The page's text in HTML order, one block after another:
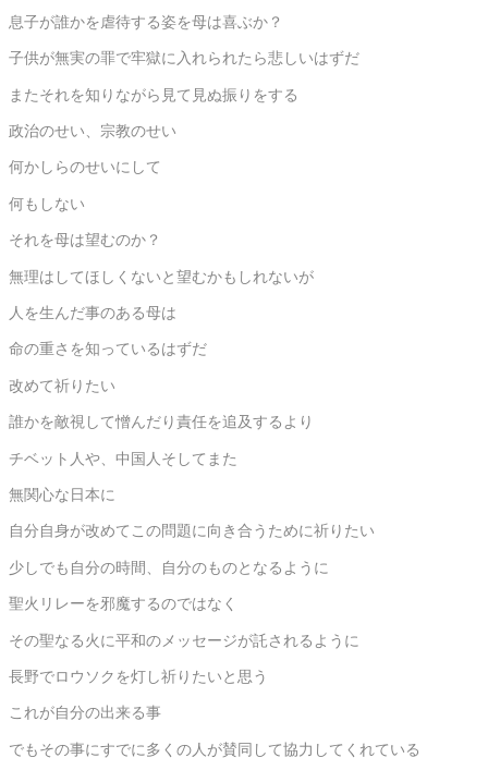
息子が誰かを虐待する姿を母は喜ぶか？
子供が無実の罪で牢獄に入れられたら悲しいはずだ
またそれを知りながら見て見ぬ振りをする
政治のせい、宗教のせい
何かしらのせいにして
何もしない
それを母は望むのか？
無理はしてほしくないと望むかもしれないが
人を生んだ事のある母は
命の重さを知っているはずだ
改めて祈りたい
誰かを敵視して憎んだり責任を追及するより
チベット人や、中国人そしてまた
無関心な日本に
自分自身が改めてこの問題に向き合うために祈りたい
少しでも自分の時間、自分のものとなるように
聖火リレーを邪魔するのではなく
その聖なる火に平和のメッセージが託されるように
長野でロウソクを灯し祈りたいと思う
これが自分の出来る事
でもその事にすでに多くの人が賛同して協力してくれている